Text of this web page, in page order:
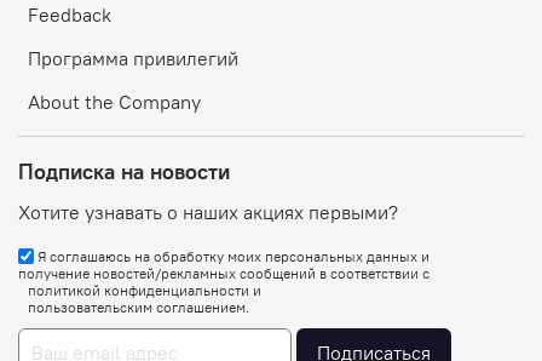
Feedback
Программа привилегий
About the Company
Подписка на новости
Хотите узнавать о наших акциях первыми?
Я соглашаюсь на обработку моих персональных данных и
получение новостей/рекламных сообщений в соответствии с
политикой конфиденциальности и
пользовательским соглашением.
Подписаться